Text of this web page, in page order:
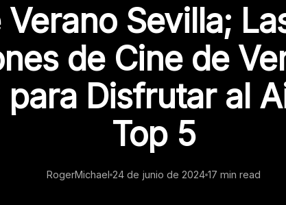
Verano Sevilla;
de Cine de
para Disfrutar al
Top 5
RogerMichael 24 de junio de 2024 17 min read